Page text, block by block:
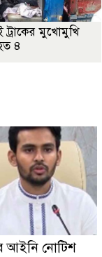
মুখোমুখি
৪
আইনি নোটিশ